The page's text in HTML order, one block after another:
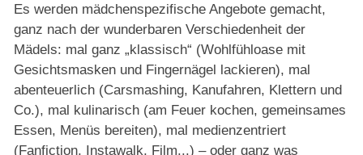
Es werden mädchenspezifische Angebote gemacht,
ganz nach der wunderbaren Verschiedenheit der
Mädels: mal ganz „klassisch“ (Wohlfühloase mit
Gesichtsmasken und Fingernägel lackieren), mal
abenteuerlich (Carsmashing, Kanufahren, Klettern und
Co.), mal kulinarisch (am Feuer kochen, gemeinsames
Essen, Menüs bereiten), mal medienzentriert
(Fanfiction, Instawalk, Film...) – oder ganz was